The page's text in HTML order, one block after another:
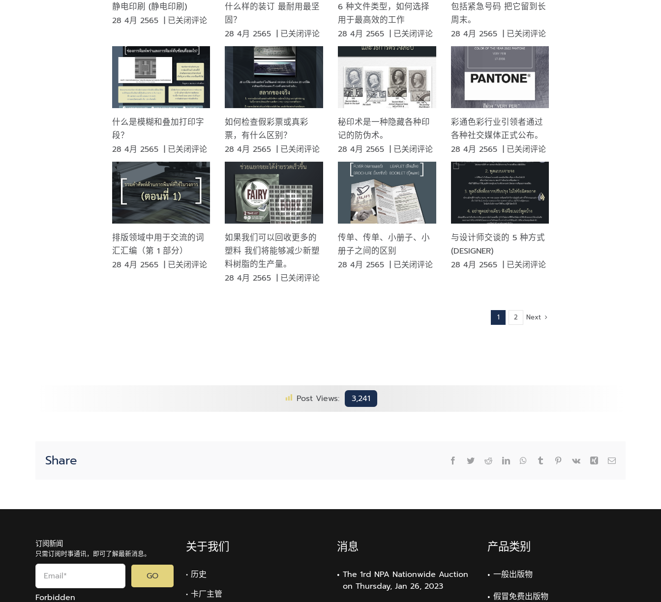
静电印刷 (静电印刷)
28 4月 2565 | 静
印
刷
(静
电
印
刷)
已关闭评论
什么样的装订 最耐用最坚
固？
28 4月 2565 | 什
么
样
的
装
订
最
耐
用
最
坚
固？
已关闭评论
6 种文件类型，如何选择
用于最高效的工作
28 4月 2565 | 6
种
文
件
类
型，
如
何
选
用
于
最
高
效
的
工
作
已关闭评论
包括紧急号码 把它留到长
周末。
28 4月 2565 | 包
括
急
号
把
它
留
到
长
周
末。
已关闭评论
什么是模糊和叠加打印字
段？
28 4月 2565 | 什
么
是
模
糊
和
叠
加
打
印
字
已关闭评论
如何检查假彩票或真彩
票，有什么区别？
28 4月 2565 | 如
何
检
查
假
彩
票
或
真
彩
票，
有
已关闭评论
秘印术是一种隐藏各种印
记的防伪术。
28 4月 2565 | 秘
印
术
是
一
种
隐
藏
各
种
印
已关闭评论
彩通色彩行业引领者通过
各种社交媒体正式公布。
28 4月 2565 | 彩
通
色
彩
行
业
引
领
者
过
交
媒
已关闭评论
排版领域中用于交流的词
汇汇编（第 1 部分）
28 4月 2565 | 排
已关闭评论
如果我们可以回收更多的
塑料 我们将能够减少新塑
料树脂的生产量。
28 4月 2565 | 如
的
已关闭评论
传单、传单、小册子、小
册子之间的区别
28 4月 2565 | 传
已关闭评论
与设计师交谈的 5 种方式
(DESIGNER)
28 4月 2565 | 与
交
谈
已关闭评论
1 2 Next
Post Views: 3,241
Share Facebook
TwitterRedditLinkedInWhatsApp
Tumblr Pinterest
Vk Xing Email
订阅新闻
只需订阅时事通讯，即可了解最新消息。
GO
Forbidden
关于我们
• 历史
• 卡厂主管
消息
The 1rd NPA Nationwide Auction
on Thursday, Jan 26, 2023
产品类别
一般出版物
假冒免费出版物